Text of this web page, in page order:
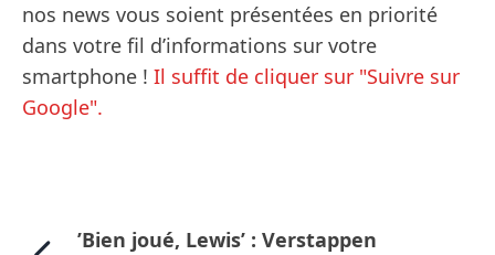
nos news vous soient présentées en priorité
dans votre fil d’informations sur votre
smartphone ! Il suffit de cliquer sur "Suivre sur
Google".
’Bien joué, Lewis’ : Verstappen